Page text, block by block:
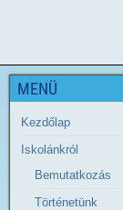
MENÜ
Kezdőlap
Iskolánkról
Bemutatkozás
Történetünk